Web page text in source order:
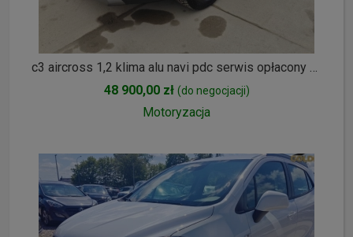
c3 aircross 1,2 klima alu navi pdc serwis opłacony FV 23%
48 900,00 zł (do negocjacji)
Motoryzacja